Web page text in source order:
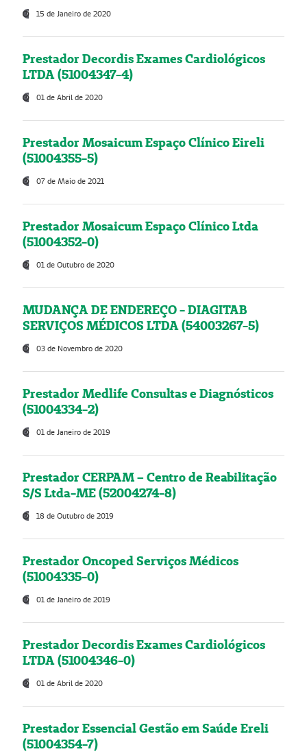
15 de Janeiro de 2020
Prestador Decordis Exames Cardiológicos
LTDA (51004347-4)
01 de Abril de 2020
Prestador Mosaicum Espaço Clínico Eireli
(51004355-5)
07 de Maio de 2021
Prestador Mosaicum Espaço Clínico Ltda
(51004352-0)
01 de Outubro de 2020
MUDANÇA DE ENDEREÇO - DIAGITAB
SERVIÇOS MÉDICOS LTDA (54003267-5)
03 de Novembro de 2020
Prestador Medlife Consultas e Diagnósticos
(51004334-2)
01 de Janeiro de 2019
Prestador CERPAM – Centro de Reabilitação
S/S Ltda-ME (52004274-8)
18 de Outubro de 2019
Prestador Oncoped Serviços Médicos
(51004335-0)
01 de Janeiro de 2019
Prestador Decordis Exames Cardiológicos
LTDA (51004346-0)
01 de Abril de 2020
Prestador Essencial Gestão em Saúde Ereli
(51004354-7)